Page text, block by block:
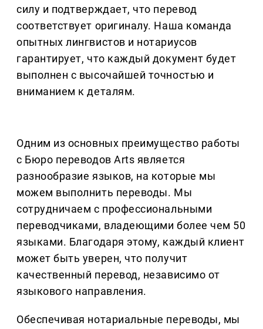
силу и подтверждает, что перевод
соответствует оригиналу. Наша команда
опытных лингвистов и нотариусов
гарантирует, что каждый документ будет
выполнен с высочайшей точностью и
вниманием к деталям.
Одним из основных преимущество работы
с Бюро переводов Arts является
разнообразие языков, на которые мы
можем выполнить переводы. Мы
сотрудничаем с профессиональными
переводчиками, владеющими более чем 50
языками. Благодаря этому, каждый клиент
может быть уверен, что получит
качественный перевод, независимо от
языкового направления.
Обеспечивая нотариальные переводы, мы